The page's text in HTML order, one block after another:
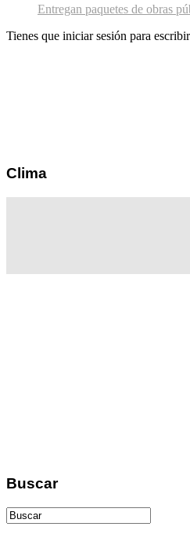
Entregan paquetes de obras
Tienes que iniciar sesión para
Clima
Buscar